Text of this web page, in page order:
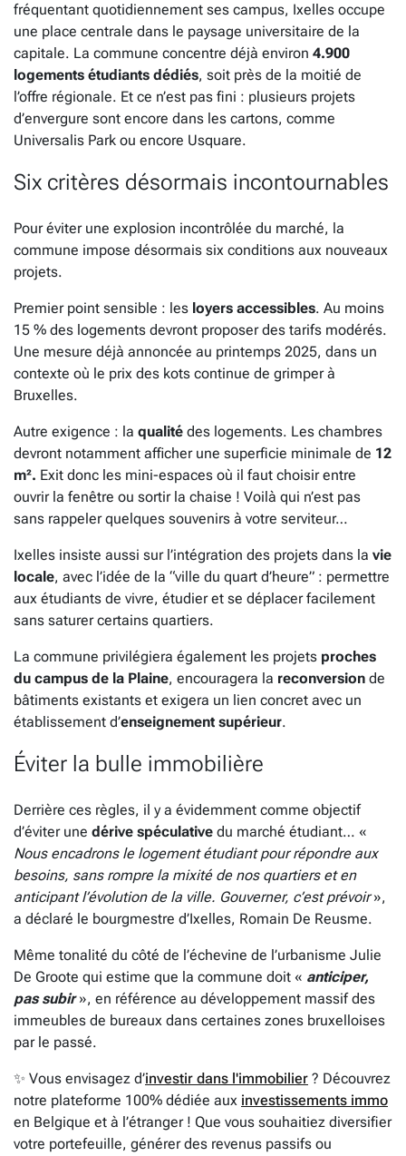
fréquentant quotidiennement ses campus, Ixelles occupe
une place centrale dans le paysage universitaire de la
capitale. La commune concentre déjà environ 4.900
logements étudiants dédiés, soit près de la moitié de
l’offre régionale. Et ce n’est pas fini : plusieurs projets
d’envergure sont encore dans les cartons, comme
Universalis Park ou encore Usquare.
Six critères désormais incontournables
Pour éviter une explosion incontrôlée du marché, la
commune impose désormais six conditions aux nouveaux
projets.
Premier point sensible : les loyers accessibles. Au moins
15 % des logements devront proposer des tarifs modérés.
Une mesure déjà annoncée au printemps 2025, dans un
contexte où le prix des kots continue de grimper à
Bruxelles.
Autre exigence : la qualité des logements. Les chambres
devront notamment afficher une superficie minimale de 12
m². Exit donc les mini-espaces où il faut choisir entre
ouvrir la fenêtre ou sortir la chaise ! Voilà qui n’est pas
sans rappeler quelques souvenirs à votre serviteur…
Ixelles insiste aussi sur l’intégration des projets dans la vie
locale, avec l’idée de la “ville du quart d’heure” : permettre
aux étudiants de vivre, étudier et se déplacer facilement
sans saturer certains quartiers.
La commune privilégiera également les projets proches
du campus de la Plaine, encouragera la reconversion de
bâtiments existants et exigera un lien concret avec un
établissement d’enseignement supérieur.
Éviter la bulle immobilière
Derrière ces règles, il y a évidemment comme objectif
d’éviter une dérive spéculative du marché étudiant… «
Nous encadrons le logement étudiant pour répondre aux
besoins, sans rompre la mixité de nos quartiers et en
anticipant l’évolution de la ville. Gouverner, c’est prévoir»,
a déclaré le bourgmestre d’Ixelles, Romain De Reusme.
Même tonalité du côté de l’échevine de l’urbanisme Julie
De Groote qui estime que la commune doit « anticiper,
pas subir», en référence au développement massif des
immeubles de bureaux dans certaines zones bruxelloises
par le passé.
✨ Vous envisagez d’investir dans l'immobilier ? Découvrez
notre plateforme 100% dédiée aux investissements immo
en Belgique et à l’étranger ! Que vous souhaitiez diversifier
votre portefeuille, générer des revenus passifs ou